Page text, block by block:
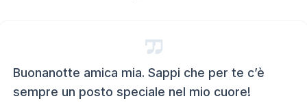
Buonanotte amica mia. Sappi che per te c’è
sempre un posto speciale nel mio cuore!